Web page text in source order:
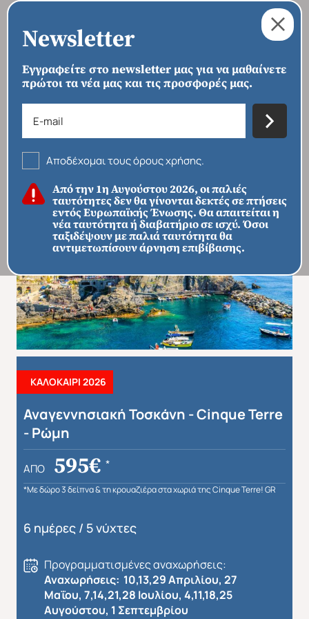
Newsletter
Εγγραφείτε στο newsletter μας για να μαθαίνετε
πρώτοι τα νέα μας και τις προσφορές μας.
Αποδέχομαι τους όρους χρήσης.
Από την 1η Αυγούστου 2026, οι παλιές
ταυτότητες δεν θα γίνονται δεκτές σε πτήσεις
εντός Ευρωπαϊκής Ένωσης. Θα απαιτείται η
νέα ταυτότητα ή διαβατήριο σε ισχύ. Όσοι
ταξιδέψουν με παλιά ταυτότητα θα
αντιμετωπίσουν άρνηση επιβίβασης.
Απευθείας απο Ηράκλειο Εκτός Ευρώπης
ΑΡΧΙΚΗ › ΠΡΟΟΡΙΣΜΟΙ › ΕΥΡΏΠΗ › ΙΤΑΛΊΑ
Αναγεννησιακή Τοσκάνη - Cinque
Terre - Ρώμη
ΚΑΛΟΚΑΙΡΙ 2026
Αναγεννησιακή Τοσκάνη - Cinque Terre
- Ρώμη
ΑΠΌ 595€ *
*Με δώρο 3 δείπνα & τη κρουαζιέρα στα χωριά της Cinque Terre! GR
6 ημέρες / 5 νύχτες
Προγραμματισμένες αναχωρήσεις:
Αναχωρήσεις: 10,13,29 Απριλίου, 27
Μαΐου, 7,14,21,28 Ιουλίου, 4,11,18,25
Αυγούστου, 1 Σεπτεμβρίου